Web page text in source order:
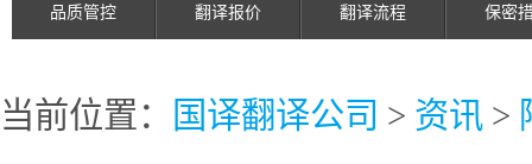
品质管控 翻译报价 翻译流程 保密
当前位置： 国译翻译公司 > 资讯 >